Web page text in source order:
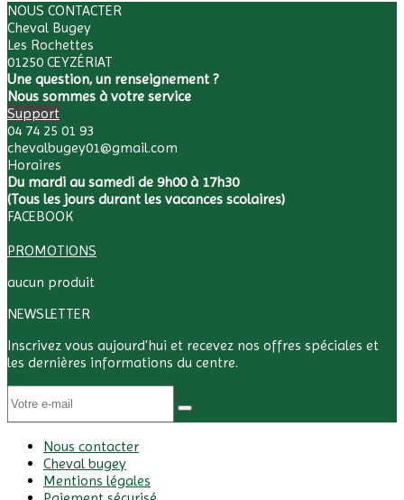
NOUS CONTACTER
Cheval Bugey
Les Rochettes
01250 CEYZÉRIAT
Une question, un renseignement ?
Nous sommes à votre service
Support
04 74 25 01 93
chevalbugey01@gmail.com
Horaires
Du mardi au samedi de 9h00 à 17h30
(Tous les jours durant les vacances scolaires)
FACEBOOK
PROMOTIONS
aucun produit
NEWSLETTER
Inscrivez vous aujourd'hui et recevez nos offres spéciales et
les dernières informations du centre.
Nous contacter
Cheval bugey
Mentions légales